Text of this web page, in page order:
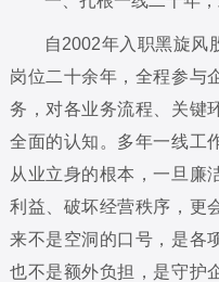
自2002年入职黑旋风
岗位二十余年，全程参与
务，对各业务流程、关键
全面的认知。多年一线工
从业立身的根本，一旦廉
利益、破坏经营秩序，更
来不是空洞的口号，是各
也不是额外负担，是守护